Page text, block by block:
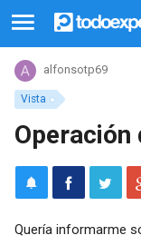
Vista
alfonsotp69
Operación
Quería informarme